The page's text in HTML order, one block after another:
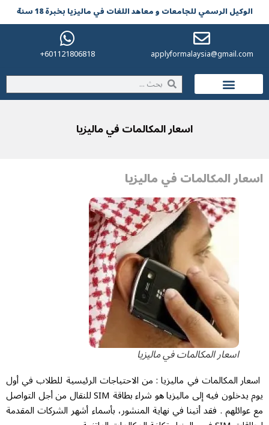
الوکیل الرسمي للجامعات و معاهد اللغات في مالیزیا بخبرة 18 سنة
applyformalaysia@gmail.com
601121806818+
اسعار المكالمات في ماليزيا
اسعار المكالمات في ماليزيا
اسعار المكالمات في ماليزيا
اسعار المكالمات في ماليزيا : من الاحتياجات الرئيسية للطلاب في أول
يوم يدخلون فيه إلى ماليزيا هو شراء بطاقة SIM للنقال من أجل التواصل
مع عوائلهم . فقد أتينا في نهاية المنشور، بأسماء أشهر الشركات المقدمة